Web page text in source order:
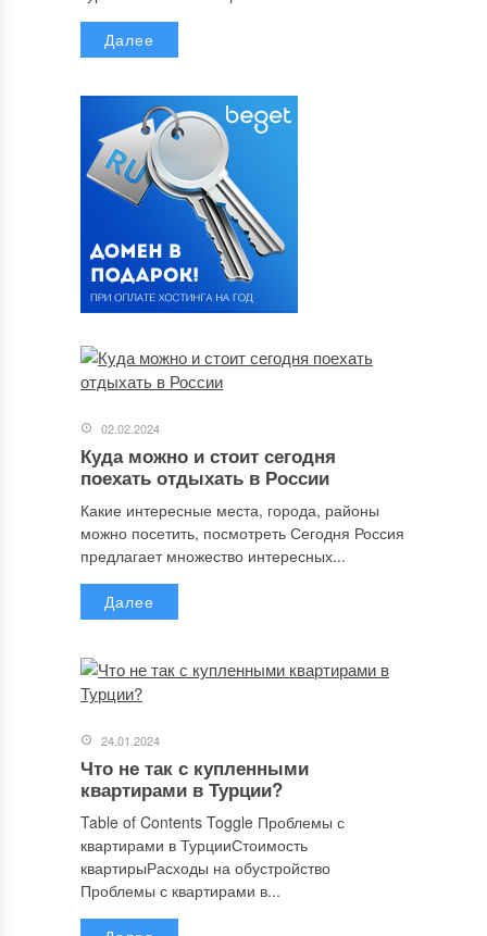
Далее
02.02.2024
Куда можно и стоит сегодня
поехать отдыхать в России
Какие интересные места, города, районы
можно посетить, посмотреть Сегодня Россия
предлагает множество интересных...
Далее
24.01.2024
Что не так с купленными
квартирами в Турции?
Table of Contents Toggle Проблемы с
квартирами в ТурцииСтоимость
квартирыРасходы на обустройство
Проблемы с квартирами в...